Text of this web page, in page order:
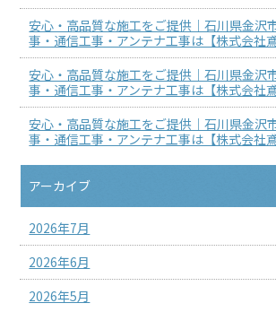
安心・高品質な施工をご提供｜石川県金沢
事・通信工事・アンテナ工事は【株式会社鳶
安心・高品質な施工をご提供｜石川県金沢
事・通信工事・アンテナ工事は【株式会社鳶
安心・高品質な施工をご提供｜石川県金沢
事・通信工事・アンテナ工事は【株式会社鳶
アーカイブ
2026年7月
2026年6月
2026年5月